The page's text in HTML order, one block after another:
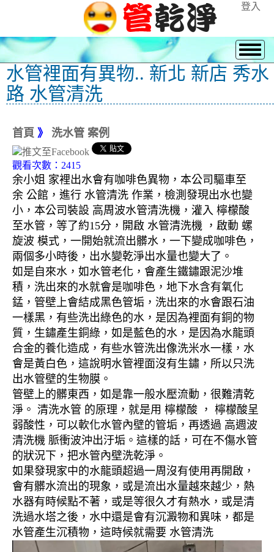
登入
水管裡面有異物.. 新北 新店 秀水
路 水管清洗
首頁 》 洗水管 案例
觀看次數：2415
余小姐 家裡出水會有咖啡色異物，本公司驅車至
余 公館，進行 水管清洗 作業，檢測發現出水也變
小，本公司裝設 高周波水管清洗機，灌入 檸檬酸
至水管，等了約15分，開啟 水管清洗機 ，啟動 螺
旋波 模式，一開始就流出髒水，一下變成咖啡色，
兩個多小時後，出水變乾淨出水量也變大了。
如是自來水，如水管老化，會產生鐵鏽跟泥沙堆
積，洗出來的水就會是咖啡色，地下水含有氧化
錳，管壁上會結成黑色管垢，洗出來的水會跟石油
一樣黑，有些洗出綠色的水，是因為裡面有銅的物
質，生鏽產生銅綠，如是藍色的水，是因為水龍頭
合金的養化造成，有些水管洗出像洗米水一樣，水
會是黃白色，這說明水管裡面沒有生鏽，所以只洗
出水管壁的生物膜。
管壁上的髒東西，如是靠一般水壓流動，很難清乾
淨。 清洗水管 的原理，就是用 檸檬酸 ， 檸檬酸呈
弱酸性，可以軟化水管內壁的管垢，再透過 高週波
清洗機 脈衝波沖出汙垢。這樣的話，可在不傷水管
的狀況下，把水管內壁洗乾淨。
如果發現家中的水龍頭超過一周沒有使用再開啟，
會有髒水流出的現象，或是流出水量越來越少，熱
水器有時候點不著，或是等很久才有熱水，或是清
洗過水塔之後，水中還是會有沉澱物和異味，都是
水管產生沉積物，這時候就需要 水管清洗